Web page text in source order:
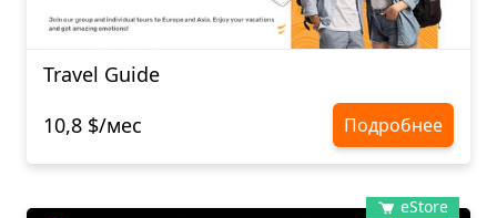
Travel Guide
10,8 $/мес
Подробнее
eStore